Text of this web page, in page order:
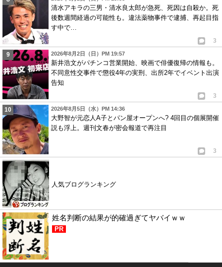
清水アキラの三男・清水良太郎が急死、死因は自殺か。死
後数週間経過の可能性も。違法薬物事件で逮捕、再起目指
す中で…
3
2026年8月2日（日）PM 19:57
新井浩文がパチンコ営業開始、映画で俳優復帰の情報も。
不同意性交事件で懲役4年の実刑、出所2年でイベント出演
告知
3
2026年8月5日（水）PM 14:36
大野智が元恋人A子とパン屋オープンへ? 4回目の個展開催
説も浮上。週刊文春が密会報道で再注目
3
人気ブログランキング
姓名判断の結果が的確過ぎてヤバイｗｗ
PR